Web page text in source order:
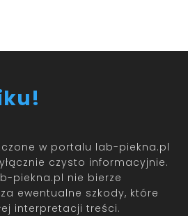
w portalu lab-piekna.pl
czysto informacyjnie.
piekna.pl nie bierze
ewentualne szkody, które
interpretacji treści.